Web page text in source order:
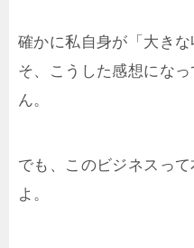
確かに私自身が「大き
そ、こうした感想にな
ん。
でも、このビジネスっ
よ。